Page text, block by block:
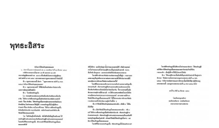
พุทธะอิสระ